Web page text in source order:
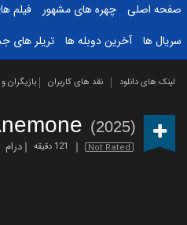
صفحه اصلی
چهره های مشهور
فیلم
سریال ها
آخرین دوبله ها تریلر های
لینک های دانلود نقد های کاربران بازیگران
(2025)
Not Rated 121 دقیقه درام